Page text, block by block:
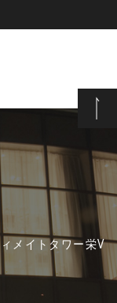
メイトタワー栄V